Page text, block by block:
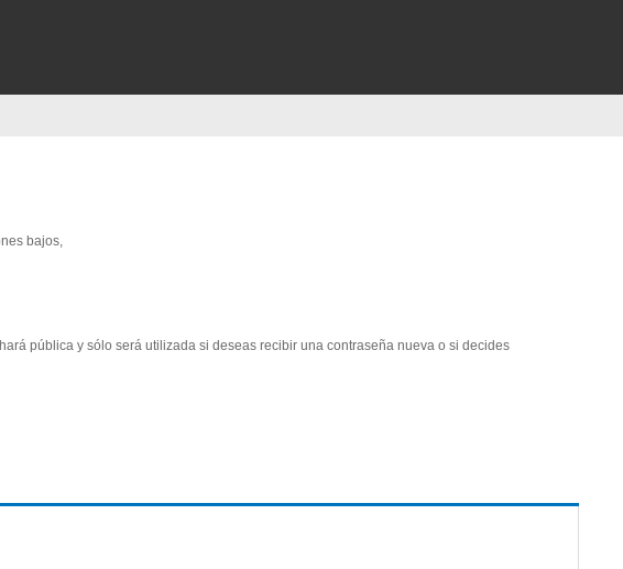
bajos,
pública y sólo será utilizada si deseas recibir una contraseña nueva o si decides